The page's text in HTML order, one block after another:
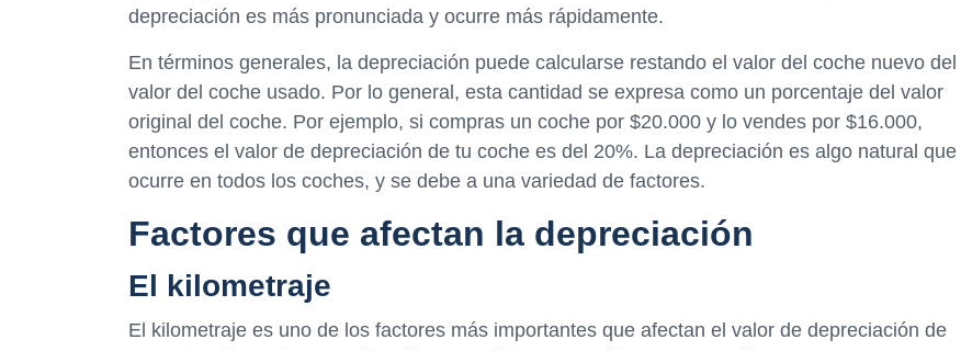
depreciación es más pronunciada y ocurre más rápidamente.
En términos generales, la depreciación puede calcularse restando el valor del coche nuevo del
valor del coche usado. Por lo general, esta cantidad se expresa como un porcentaje del valor
original del coche. Por ejemplo, si compras un coche por $20.000 y lo vendes por $16.000,
entonces el valor de depreciación de tu coche es del 20%. La depreciación es algo natural que
ocurre en todos los coches, y se debe a una variedad de factores.
Factores que afectan la depreciación
El kilometraje
El kilometraje es uno de los factores más importantes que afectan el valor de depreciación de